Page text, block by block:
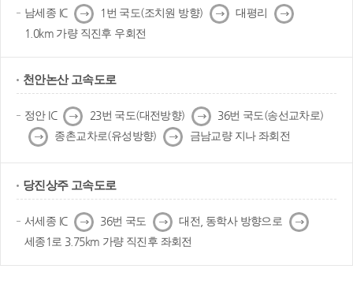
남세종 IC 다
음
1번 국도(조치원 방향) 다
음
대평리
다
음
1.0km 가량 직진후 우회전
천안논산 고속도로
정안 IC 다
음
23번 국도(대전방향) 다
음
36번 국도(송선교차로)
다
음
종촌교차로(유성방향) 다
음
금남교량 지나 좌회전
당진상주 고속도로
서세종 IC 다
음
36번 국도 다
음
대전, 동학사 방향으로 다
음
세종1로 3.75km 가량 직진후 좌회전